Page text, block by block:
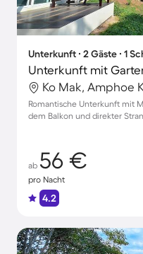
Unterkunft ∙ 2 Gäste ∙ 1
Unterkunft mit
Ko Mak, Amphoe
Romantische Unterkunft mit
dem Balkon und direkter
ab 56 €
pro Nacht
4.2